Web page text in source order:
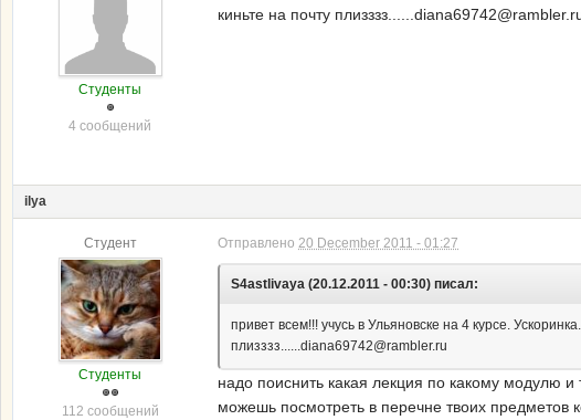
Студенты
4 сообщений
киньте на почту
ilya
Студент
Студенты
112 сообщений
Отправлено 20 December 2011 - 01:27
S4astlivaya (20.12.2011 - 00:30) писал:
привет всем!!! учусь в Ульяновске на 4 курсе.
плизззз......diana69742@rambler.ru
надо поиснить какая лекция по какому модулю и
можешь посмотреть в перечне твоих предметов